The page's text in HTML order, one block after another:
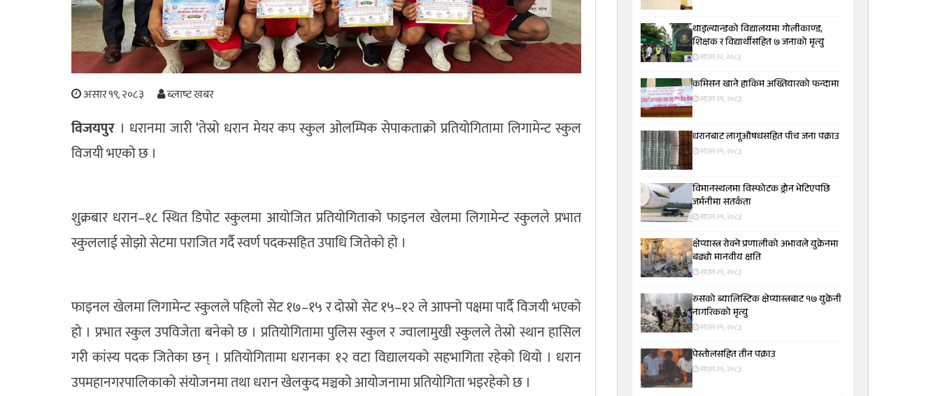
असार १९, २०८३ ब्लाष्ट खबर
विजयपुर । धरानमा जारी ‘तेस्रो धरान मेयर कप स्कुल ओलम्पिक सेपाकताक्रो प्रतियोगितामा लिगामेन्ट स्कुल
विजयी भएको छ ।
शुक्रबार धरान–१८ स्थित डिपोट स्कुलमा आयोजित प्रतियोगिताको फाइनल खेलमा लिगामेन्ट स्कुलले प्रभात
स्कुललाई सोझो सेटमा पराजित गर्दै स्वर्ण पदकसहित उपाधि जितेको हो ।
फाइनल खेलमा लिगामेन्ट स्कुलले पहिलो सेट १७–१५ र दोस्रो सेट १५–१२ ले आफ्नो पक्षमा पार्दै विजयी भएको
हो । प्रभात स्कुल उपविजेता बनेको छ । प्रतियोगितामा पुलिस स्कुल र ज्वालामुखी स्कुलले तेस्रो स्थान हासिल
गरी कांस्य पदक जितेका छन् । प्रतियोगितामा धरानका १२ वटा विद्यालयको सहभागिता रहेको थियो । धरान
उपमहानगरपालिकाको संयोजनमा तथा धरान खेलकुद मञ्चको आयोजनामा प्रतियोगिता भइरहेको छ ।
थाइल्यान्डको विद्यालयमा गोलीकाण्ड,
शिक्षक र विद्यार्थीसहित ७ जनाको मृत्यु
साउन २२, २०८३
कमिसन खाने हाकिम अख्तियारको फन्दामा
साउन २१, २०८३
धरानबाट लागूऔषधसहित पाँच जना पक्राउ
साउन २१, २०८३
विमानस्थलमा विस्फोटक ड्रोन भेटिएपछि
जर्मनीमा सतर्कता
साउन २१, २०८३
क्षेप्यास्त्र रोक्ने प्रणालीको अभावले युक्रेनमा
बढ्यो मानवीय क्षति
साउन २१, २०८३
रुसको ब्यालिस्टिक क्षेप्यास्त्रबाट १७ युक्रेनी
नागरिकको मृत्यु
साउन २१, २०८३
पेस्तोलसहित तीन पक्राउ
साउन २१, २०८३